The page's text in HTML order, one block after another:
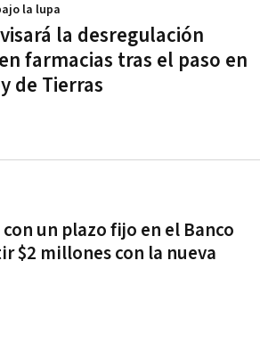
la desregulación
farmacias tras el paso en
de Tierras
la lupa
un plazo fijo en el Banco
$2 millones con la nueva